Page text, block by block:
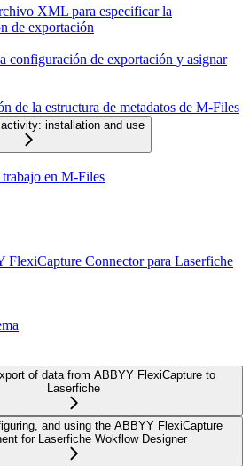
XML para especificar la
de exportación
configuración de exportación y asignar
de la estructura de metadatos de M-Files
installation and use
en M-Files
Connector para Laserfiche
of data from ABBYY FlexiCapture to
Laserfiche
and using the ABBYY FlexiCapture
for Laserfiche Wokflow Designer